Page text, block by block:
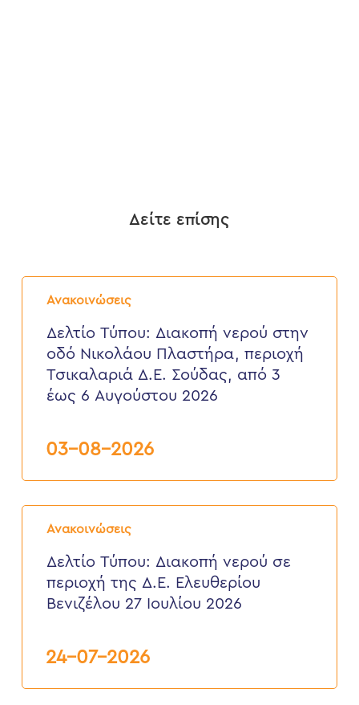
Δείτε επίσης
Ανακοινώσεις
Δελτίο
Τύπου:
νερού
στην
Νικολάου
Πλαστήρα,
περιοχή
Σούδας,
έως
2026
Δελτίο Τύπου: Διακοπή νερού στην
οδό Νικολάου Πλαστήρα, περιοχή
Τσικαλαριά Δ.Ε. Σούδας, από 3
έως 6 Αυγούστου 2026
03-08-2026
Ανακοινώσεις
Δελτίο
Τύπου:
νερού
περιοχή
2026
Δελτίο Τύπου: Διακοπή νερού σε
περιοχή της Δ.Ε. Ελευθερίου
Βενιζέλου 27 Ιουλίου 2026
24-07-2026